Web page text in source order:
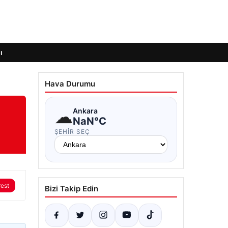
Hava Durumu
☁Ankara
NaN°C
ŞEHIR SEÇ
Bizi Takip Edin